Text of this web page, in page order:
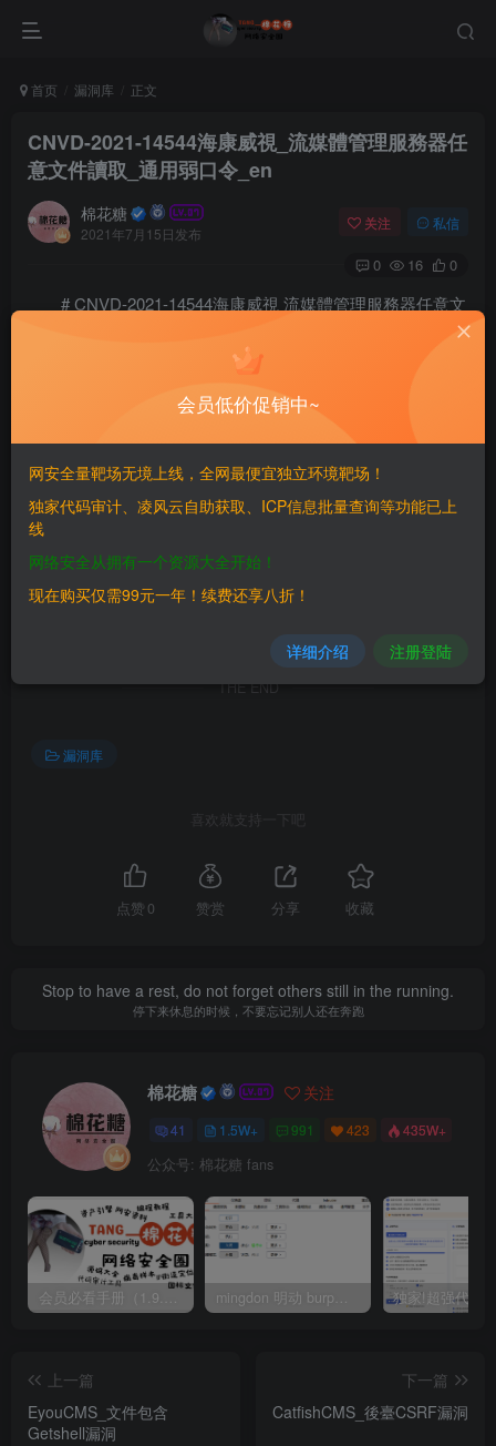
首页 漏洞库 正文
CNVD-2021-14544海康威視_流媒體管理服務器任
意文件讀取_通用弱口令_en
棉花糖
2021年7月15日发布
关注 私信
0 16 0
# CNVD-2021-14544海康威視 流媒體管理服務器任意文
==Login==
文章版权归作者所有，未经允许请勿转载。
THE END
漏洞库
喜欢就支持一下吧
点赞 0 赞赏 分享 收藏
Stop to have a rest, do not forget others still in the running.
停下来休息的时候，不要忘记别人还在奔跑
棉花糖 关注
41 1.5W+ 991 423 435W+
公众号: 棉花糖 fans
会员必看手册（1.9.0版本 26.4.5更新） mingdon 明动 burp插件0.2.6版本 本地时间校验去除版
上一篇
EyouCMS_文件包含
Getshell漏洞
下一篇
CatfishCMS_後臺CSRF漏洞
会员低价促销中~
网安全量靶场无境上线，全网最便宜独立环境靶场！
独家代码审计、凌风云自助获取、ICP信息批量查询等功能已上
线
网络安全从拥有一个资源大全开始！
现在购买仅需99元一年！续费还享八折！
详细介绍 注册登陆